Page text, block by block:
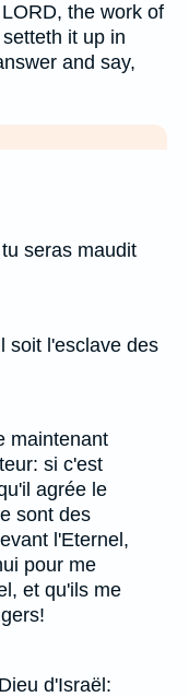
the work of
it up in
and say,
seras maudit
soit l'esclave des
maintenant
si c'est
agrée le
sont des
l'Eternel,
pour me
et qu'ils me
d'Israël: